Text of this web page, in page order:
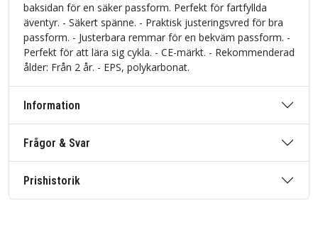
baksidan för en säker passform. Perfekt för fartfyllda
äventyr. - Säkert spänne. - Praktisk justeringsvred för bra
passform. - Justerbara remmar för en bekväm passform. -
Perfekt för att lära sig cykla. - CE-märkt. - Rekommenderad
ålder: Från 2 år. - EPS, polykarbonat.
Information
Frågor & Svar
Prishistorik